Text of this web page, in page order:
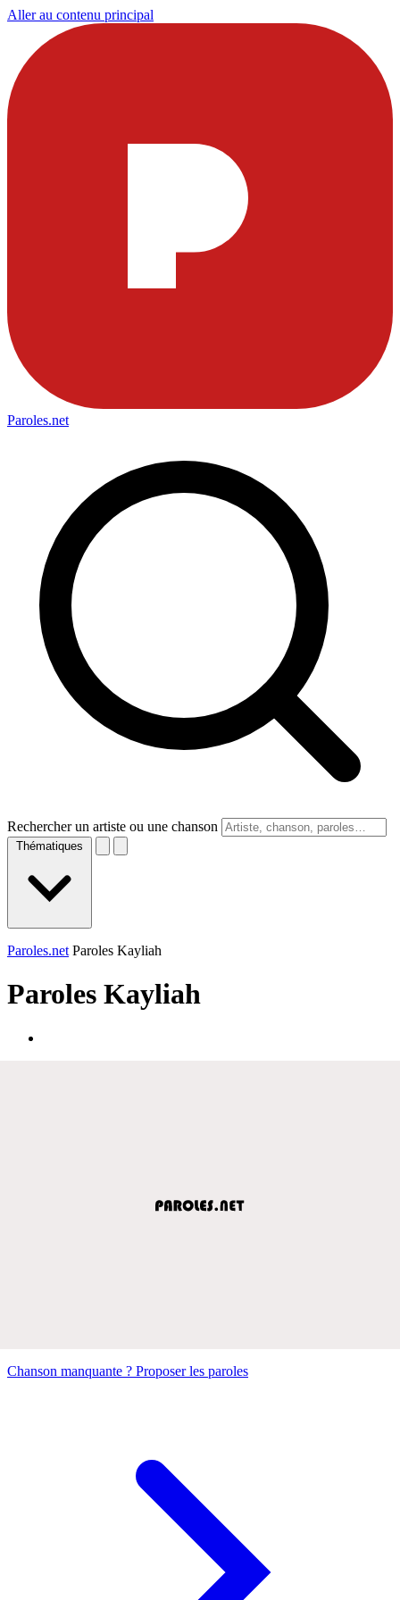
Aller au contenu principal
Paroles.net
Rechercher un artiste ou une chanson
Thématiques
Paroles.net Paroles Kayliah
Paroles Kayliah
Chanson manquante ? Proposer les paroles